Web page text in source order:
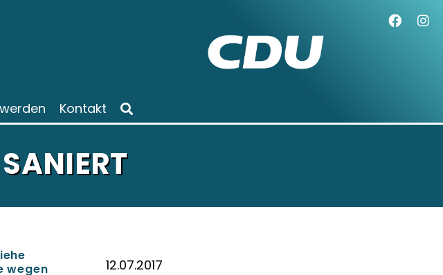
Kontakt
wegen
12.07.2017